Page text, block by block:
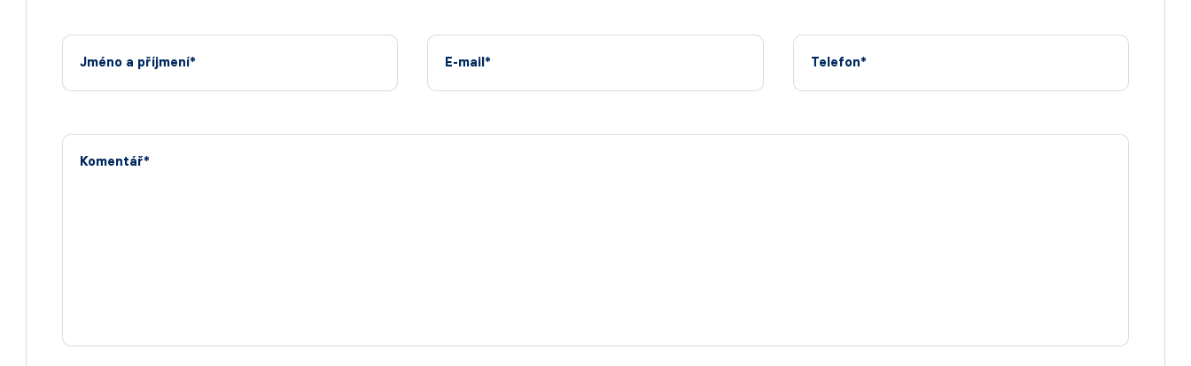
Jméno a příjmení* E-mail* Telefon*
Komentář*